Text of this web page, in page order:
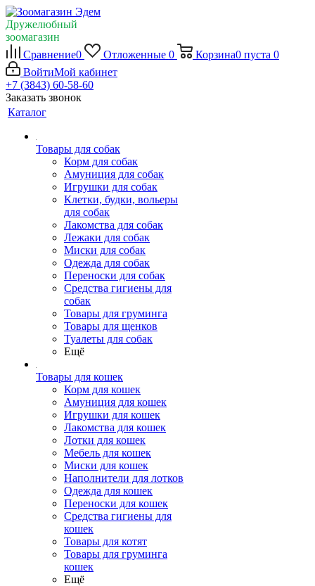
Дружелюбный
зоомагазин
Сравнение0 Отложенные 0 Корзина0 пуста 0
ВойтиМой кабинет
+7 (3843) 60-58-60
Заказать звонок
Каталог
Товары для собак
Корм для собак
Амуниция для собак
Игрушки для собак
Клетки, будки, вольеры
для собак
Лакомства для собак
Лежаки для собак
Миски для собак
Одежда для собак
Переноски для собак
Средства гигиены для
собак
Товары для груминга
Товары для щенков
Туалеты для собак
Ещё
Товары для кошек
Корм для кошек
Амуниция для кошек
Игрушки для кошек
Лакомства для кошек
Лотки для кошек
Мебель для кошек
Миски для кошек
Наполнители для лотков
Одежда для кошек
Переноски для кошек
Средства гигиены для
кошек
Товары для котят
Товары для груминга
кошек
Ещё